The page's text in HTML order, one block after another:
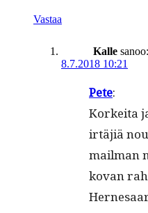
Vastaa
Kalle sanoo:
8.7.2018 10:21
Pete:
Korkei­ta
irtäjiä
mail­man
kovan